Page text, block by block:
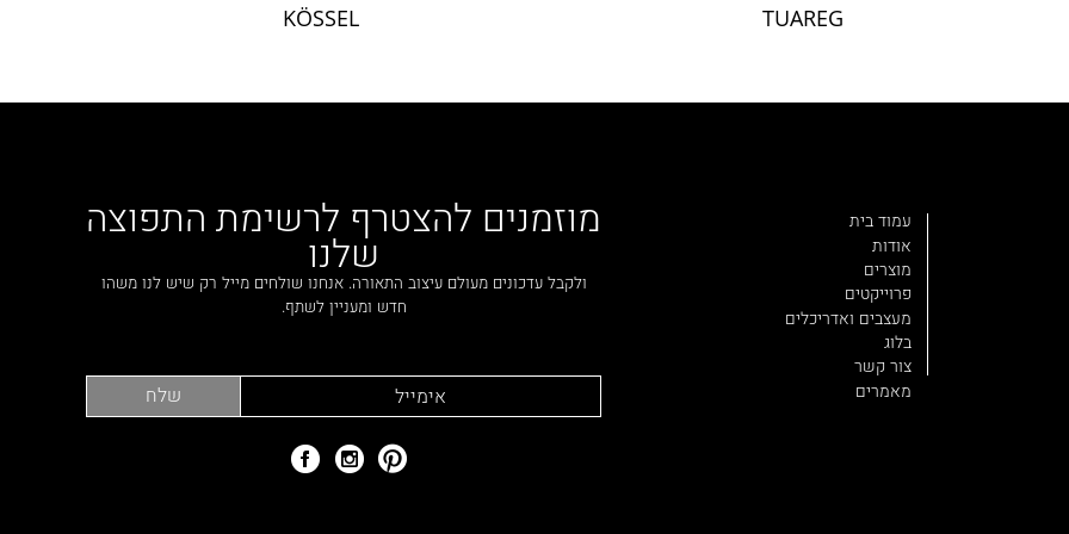
TUAREG
KÖSSEL
מוזמנים להצטרף לרשימת התפוצה
שלנו
ולקבל עדכונים מעולם עיצוב התאורה. אנחנו שולחים מייל רק שיש לנו משהו
חדש ומעניין לשתף.
עמוד בית
אודות
מוצרים
פרוייקטים
מעצבים ואדריכלים
בלוג
צור קשר
מאמרים